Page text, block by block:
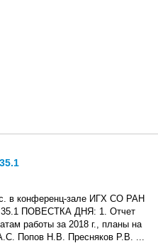
в конференц-зале ИГХ СО РАН
35.1 ПОВЕСТКА ДНЯ: 1. Отчет
работы за 2018 г., планы на
Попов Н.В. Пресняков Р.В. ...